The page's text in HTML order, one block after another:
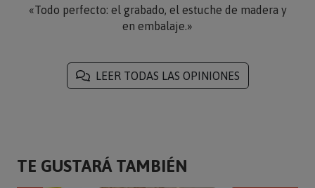
«Todo perfecto: el grabado, el estuche de madera y
en embalaje.»
LEER TODAS LAS OPINIONES
TE GUSTARÁ TAMBIÉN